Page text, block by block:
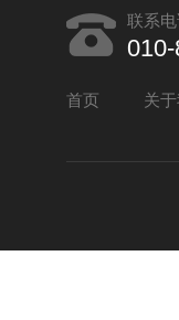
联系
首页 关